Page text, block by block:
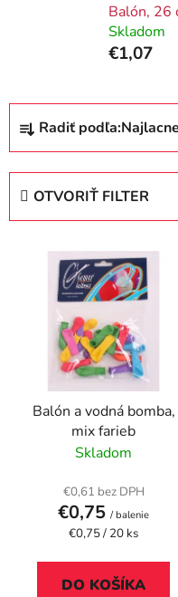
Balón, 26
Skladom
€1,07
R
d
Radiť podľa:
OTVORIŤ FILTER
Balón a vodná bomba,
mix farieb
Skladom
€0,61 bez DPH
€0,75 / balenie
Jednotková
€0,75 / 20 ks
DO KOŠÍKA